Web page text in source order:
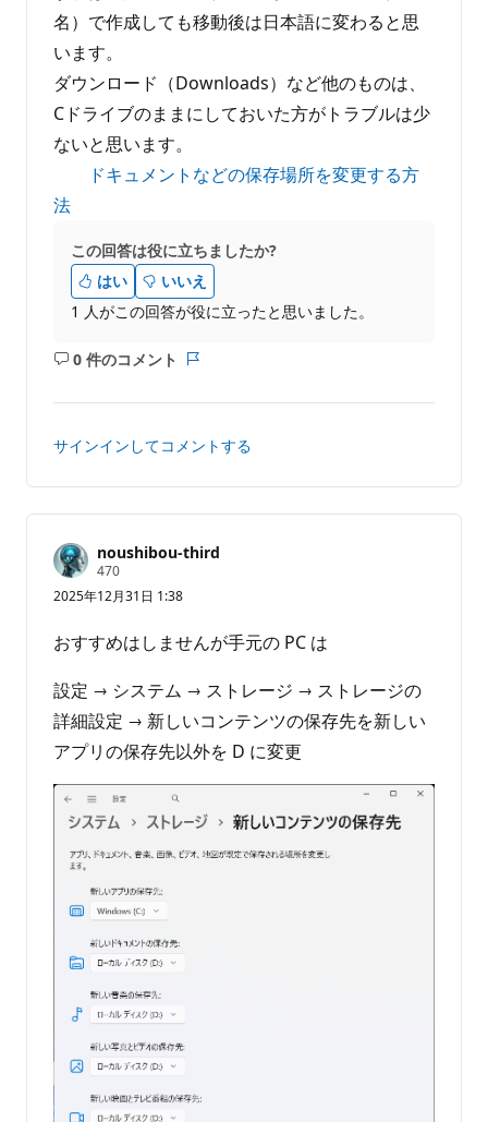
名）で作成しても移動後は日本語に変わると思
います。
ダウンロード（Downloads）など他のものは、
Cドライブのままにしておいた方がトラブルは少
ないと思います。
ドキュメントなどの保存場所を変更する方
法
この回答は役に立ちましたか?
はい
いいえ
1 人がこの回答が役に立ったと思いました。
0 件のコメント
コ
ト
あ
せ
ん
ト
サインインしてコメントする
noushibou-third
470評
価
の
イ
ン
2025年12月31日 1:38
おすすめはしませんが手元の PC は
設定 → システム → ストレージ → ストレージの
詳細設定 → 新しいコンテンツの保存先を新しい
アプリの保存先以外を D に変更